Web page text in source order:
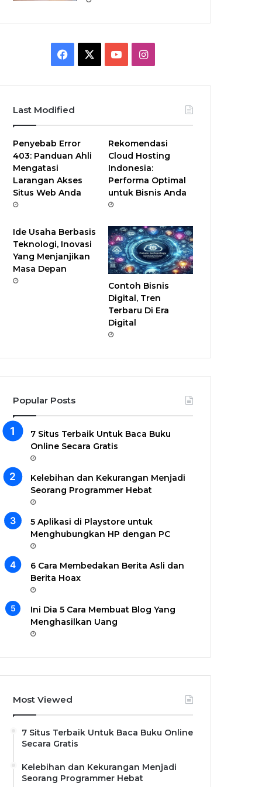
e
b
o
T
u
b
e
I
t
a
g
r
m
Last Modified
Penyebab Error
403: Panduan Ahli
Mengatasi
Larangan Akses
Situs Web Anda
Rekomendasi
Cloud Hosting
Indonesia:
Performa Optimal
untuk Bisnis Anda
Ide Usaha Berbasis
Teknologi, Inovasi
Yang Menjanjikan
Masa Depan
Contoh Bisnis
Digital, Tren
Terbaru Di Era
Digital
Popular Posts
7 Situs Terbaik Untuk Baca Buku
Online Secara Gratis
Kelebihan dan Kekurangan Menjadi
Seorang Programmer Hebat
5 Aplikasi di Playstore untuk
Menghubungkan HP dengan PC
6 Cara Membedakan Berita Asli dan
Berita Hoax
Ini Dia 5 Cara Membuat Blog Yang
Menghasilkan Uang
Most Viewed
7 Situs Terbaik Untuk Baca Buku Online
Secara Gratis
Kelebihan dan Kekurangan Menjadi
Seorang Programmer Hebat